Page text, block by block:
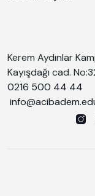
Kerem Aydınlar
Kayışdağı cad.
0216 500 44 44